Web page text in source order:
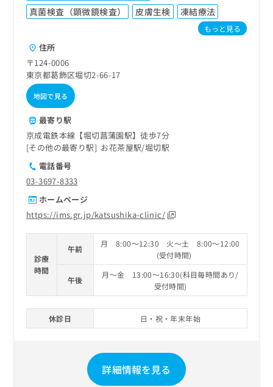
真菌検査（顕微鏡検査） 皮膚生検 凍結療法
もっと見る
住所
〒124-0006
東京都葛飾区堀切2-66-17
地図で見る
最寄り駅
京成電鉄本線【堀切菖蒲園駅】徒歩7分
その他の最寄り駅
お花茶屋駅 堀切駅
電話番号
03-3697-8333
ホームページ
https://ims.gr.jp/katsushika-clinic/
診療
時間
午前
月 8:00～12:30 火～土 8:00～12:00
(受付時間)
午後
月～金 13:00～16:30(科目毎時間あり/
受付時間)
休診日 日・祝・年末年始
詳細情報を見る